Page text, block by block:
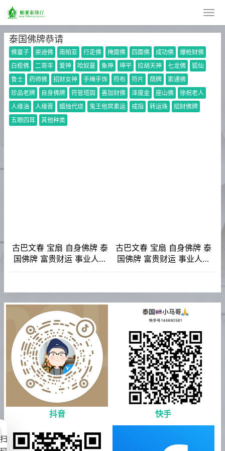
泰国佛牌恭请
佛童子 崇迪佛 南帕亚 行走佛 掩面佛 四面佛 成功佛
爆枪财佛
白榄佛
二哥丰 爱神 哈奴曼 象神 坤平 拉胡天神 七龙佛
狐仙
鲁士
药师佛 招财女神 手绳手饰 符布 符片 荫牌
索通佛
珍品老牌
自身佛牌 符管塔固 善加财佛 泽度金 座山佛
徐祝老人
人缘油
人缘膏 蜡烛代烧 鬼王他冥素运 戒指 转运珠
招财佛牌
五眼四耳
其他种类
古巴文春 宝扇 自身佛牌 泰
国佛牌 富贵财运 事业人缘
古巴文春 宝扇 自身佛牌 泰
国佛牌 富贵财运 事业人缘
抖音 快手
扫